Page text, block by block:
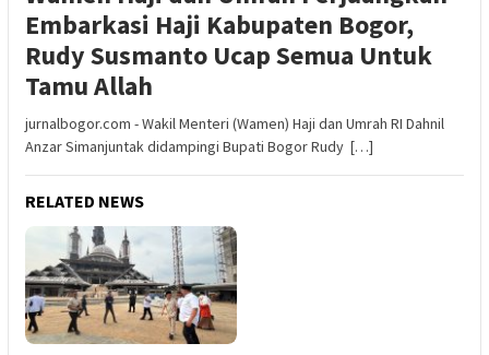
Embarkasi Haji Kabupaten Bogor,
Rudy Susmanto Ucap Semua Untuk
Tamu Allah
jurnalbogor.com - Wakil Menteri (Wamen) Haji dan Umrah RI Dahnil
Anzar Simanjuntak didampingi Bupati Bogor Rudy […]
RELATED NEWS